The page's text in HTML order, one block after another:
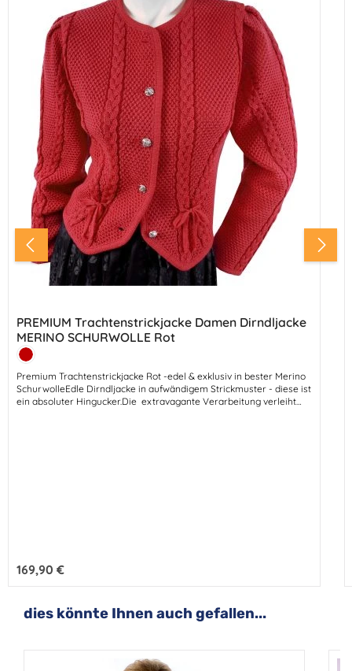
PREMIUM Trachtenstrickjacke Damen Dirndljacke
MERINO SCHURWOLLE Rot
Farbe:
Kirschrot
Premium Trachtenstrickjacke Rot -edel & exklusiv in bester Merino
SchurwolleEdle Dirndljacke in aufwändigem Strickmuster - diese ist
ein absoluter Hingucker.Die extravagante Verarbeitung verleiht
Regulärer Preis:
169,90 €
Produktgalerie überspringen
dies könnte Ihnen auch gefallen...